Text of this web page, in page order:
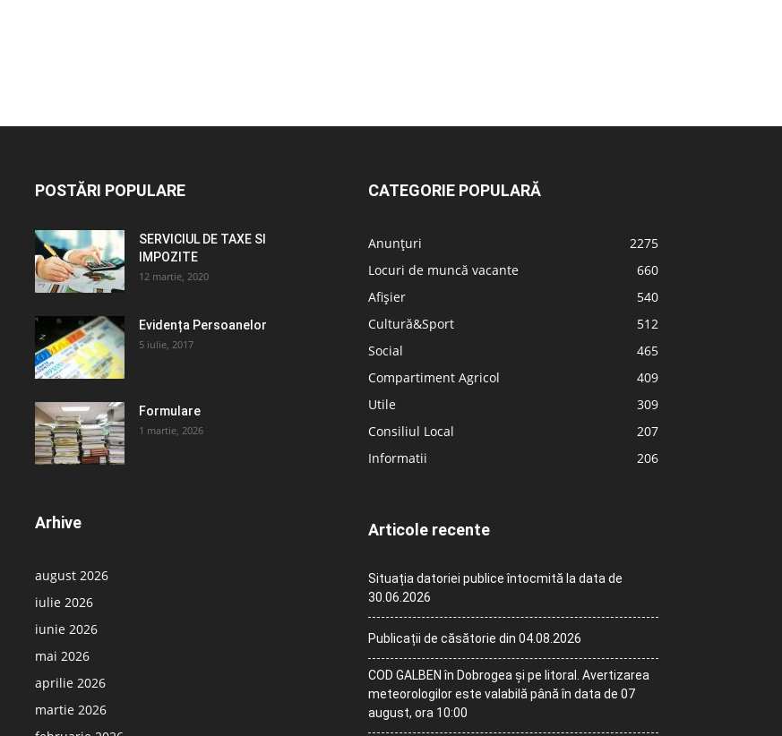
POSTĂRI POPULARE
SERVICIUL DE TAXE SI
IMPOZITE
12 martie, 2020
Evidența Persoanelor
5 iulie, 2017
Formulare
1 martie, 2026
Arhive
august 2026
iulie 2026
iunie 2026
mai 2026
aprilie 2026
martie 2026
CATEGORIE POPULARĂ
Anunțuri
2275
Locuri de muncă vacante
660
Afișier
540
Cultură&Sport
512
Social
465
Compartiment Agricol
409
Utile
309
Consiliul Local
207
Informatii
206
Articole recente
Situația datoriei publice întocmită la data de
30.06.2026
Publicații de căsătorie din 04.08.2026
COD GALBEN în Dobrogea și pe litoral. Avertizarea
meteorologilor este valabilă până în data de 07
august, ora 10:00